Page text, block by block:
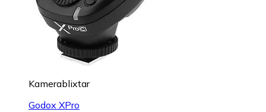
Kamerablixtar
Godox XPro